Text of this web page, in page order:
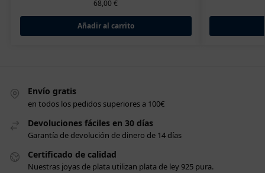
68,00€
Añadir al carrito
Envío gratis
en todos los pedidos superiores a 100€
Devoluciones fáciles en 30 días
Garantía de devolución de dinero de 14 días
Certificado de calidad
Nuestras joyas de plata utilizan plata de ley 925 pura.